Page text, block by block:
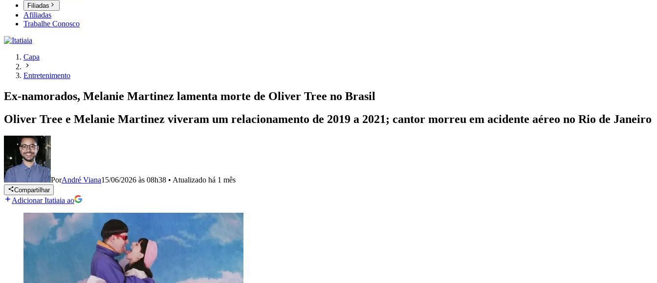
Filiadas
Afiliadas
Trabalhe Conosco
Capa
Entretenimento
Ex-namorados, Melanie Martinez lamenta morte de Oliver Tree no Brasil
Oliver Tree e Melanie Martinez viveram um relacionamento de 2019 a 2021; cantor morreu em acidente aéreo no Rio de Janeiro
PorAndré Viana15/06/2026 às 08h38 • Atualizado há 1 mês
Compartilhar
Adicionar Itatiaia ao